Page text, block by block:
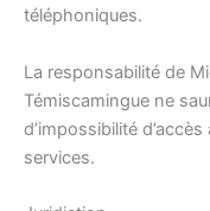
téléphoniques.
La responsabilité de
Témiscamingue ne
d’impossibilité
services.